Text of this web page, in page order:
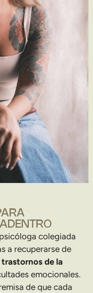
colegiada
a recuperarse de
trastornos de la
emocionales.
de que cada